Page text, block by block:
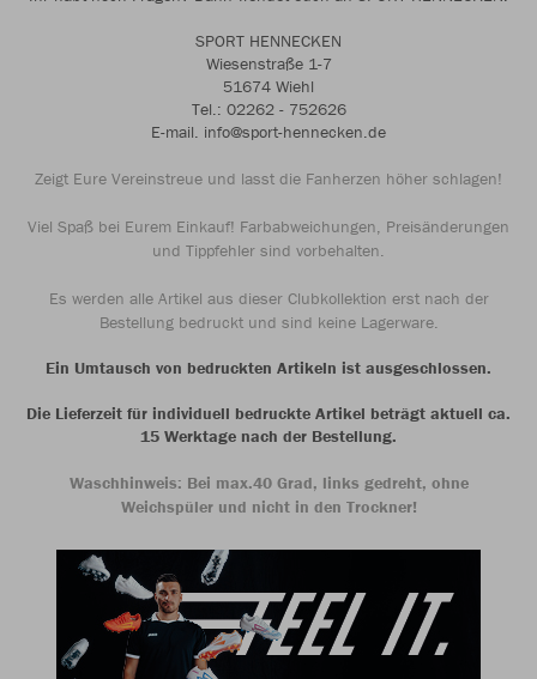
SPORT HENNECKEN
Wiesenstraße 1-7
51674 Wiehl
Tel.: 02262 - 752626
E-mail. info@sport-hennecken.de
Zeigt Eure Vereinstreue und lasst die Fanherzen höher schlagen!
Viel Spaß bei Eurem Einkauf! Farbabweichungen, Preisänderungen
und Tippfehler sind vorbehalten.
Es werden alle Artikel aus dieser Clubkollektion erst nach der
Bestellung bedruckt und sind keine Lagerware.
Ein Umtausch von bedruckten Artikeln ist ausgeschlossen.
Die Lieferzeit für individuell bedruckte Artikel beträgt aktuell ca.
15 Werktage nach der Bestellung.
Waschhinweis: Bei max.40 Grad, links gedreht, ohne
Weichspüler und nicht in den Trockner!